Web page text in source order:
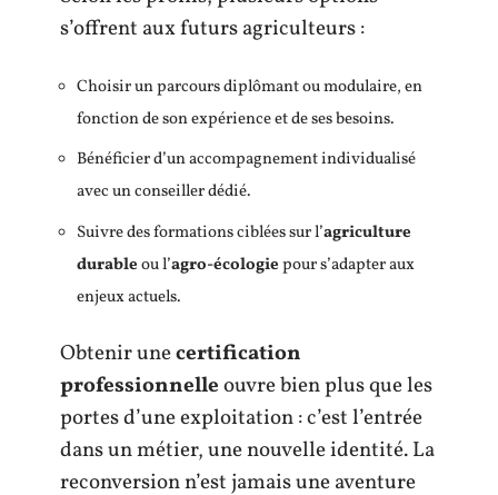
s’offrent aux futurs agriculteurs :
Choisir un parcours diplômant ou modulaire, en
fonction de son expérience et de ses besoins.
Bénéficier d’un accompagnement individualisé
avec un conseiller dédié.
Suivre des formations ciblées sur l’agriculture
durableou l’agro-écologiepour s’adapter aux
enjeux actuels.
Obtenir unecertification
professionnelleouvre bien plus que les
portes d’une exploitation : c’est l’entrée
dans un métier, une nouvelle identité. La
reconversion n’est jamais une aventure